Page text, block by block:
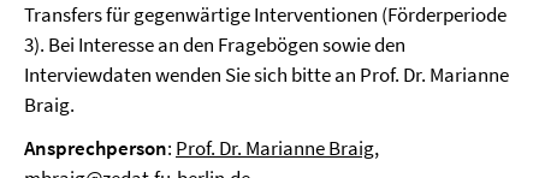
Transfers für gegenwärtige Interventionen (Förderperiode
3). Bei Interesse an den Fragebögen sowie den
Interviewdaten wenden Sie sich bitte an Prof. Dr. Marianne
Braig.
Ansprechperson: Prof. Dr. Marianne Braig,